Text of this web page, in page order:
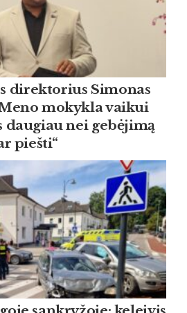
direktorius Simonas
mokykla vaikui
daugiau nei gebėjimą
piešti“